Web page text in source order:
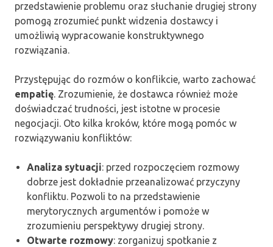
przedstawienie problemu oraz słuchanie drugiej strony
pomogą zrozumieć punkt widzenia dostawcy i
umożliwią wypracowanie konstruktywnego
rozwiązania.
Przystępując do rozmów o konflikcie, warto zachować
empatię. Zrozumienie, że dostawca również może
doświadczać trudności, jest istotne w procesie
negocjacji. Oto kilka kroków, które mogą pomóc w
rozwiązywaniu konfliktów:
Analiza sytuacji: przed rozpoczęciem rozmowy
dobrze jest dokładnie przeanalizować przyczyny
konfliktu. Pozwoli to na przedstawienie
merytorycznych argumentów i pomoże w
zrozumieniu perspektywy drugiej strony.
Otwarte rozmowy: zorganizuj spotkanie z